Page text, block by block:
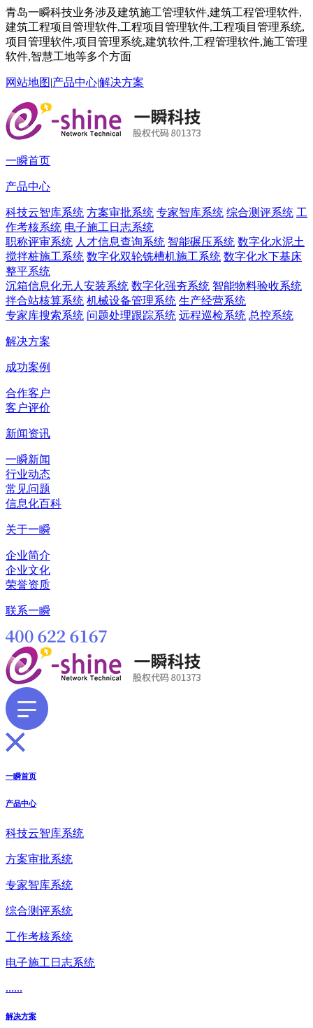
青岛一瞬科技业务涉及建筑施工管理软件,建筑工程管理软件,
建筑工程项目管理软件,工程项目管理软件,工程项目管理系统,
项目管理软件,项目管理系统,建筑软件,工程管理软件,施工管理
软件,智慧工地等多个方面
网站地图|产品中心|解决方案
一瞬首页
产品中心
科技云智库系统 方案审批系统 专家智库系统 综合测评系统 工
作考核系统 电子施工日志系统
职称评审系统 人才信息查询系统 智能碾压系统 数字化水泥土
搅拌桩施工系统 数字化双轮铣槽机施工系统 数字化水下基床
整平系统
沉箱信息化无人安装系统 数字化强夯系统 智能物料验收系统
拌合站核算系统 机械设备管理系统 生产经营系统
专家库搜索系统 问题处理跟踪系统 远程巡检系统 总控系统
解决方案
成功案例
合作客户
客户评价
新闻资讯
一瞬新闻
行业动态
常见问题
信息化百科
关于一瞬
企业简介
企业文化
荣誉资质
联系一瞬
一瞬首页
产品中心
科技云智库系统
方案审批系统
专家智库系统
综合测评系统
工作考核系统
电子施工日志系统
......
解决方案